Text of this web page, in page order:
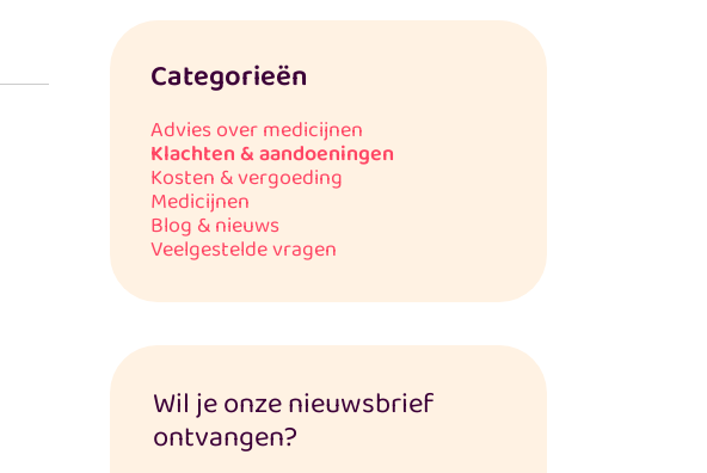
Categorieën
Advies over medicijnen
Klachten & aandoeningen
Kosten & vergoeding
Medicijnen
Blog & nieuws
Veelgestelde vragen
Wil je onze nieuwsbrief
ontvangen?